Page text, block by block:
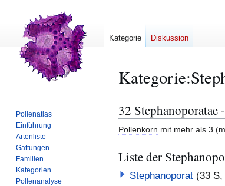
Kategorie:
Zur
Navigation
springen
Zur
Suche
springen
32 Stephanoporatae
Pollenkorn mit mehr als 3
Liste der
Stephanoporat (33 S,
Kategorie Diskussion
Pollenatlas
Einführung
Artenliste
Gattungen
Familien
Kategorien
Pollenanalyse